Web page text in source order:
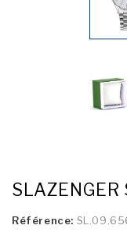
Référence: